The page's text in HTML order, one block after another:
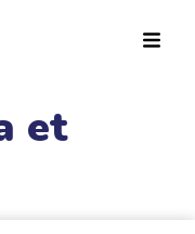
et